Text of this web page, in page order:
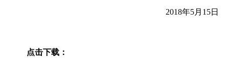
2018年5月15日
点击下载：